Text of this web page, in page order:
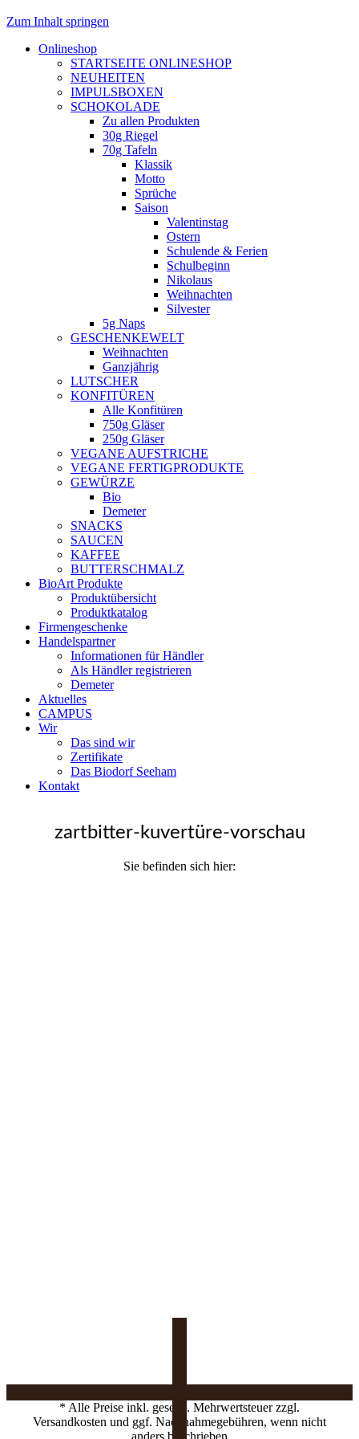
Zum Inhalt springen
Onlineshop
STARTSEITE ONLINESHOP
NEUHEITEN
IMPULSBOXEN
SCHOKOLADE
Zu allen Produkten
30g Riegel
70g Tafeln
Klassik
Motto
Sprüche
Saison
Valentinstag
Ostern
Schulende & Ferien
Schulbeginn
Nikolaus
Weihnachten
Silvester
5g Naps
GESCHENKEWELT
Weihnachten
Ganzjährig
LUTSCHER
KONFITÜREN
Alle Konfitüren
750g Gläser
250g Gläser
VEGANE AUFSTRICHE
VEGANE FERTIGPRODUKTE
GEWÜRZE
Bio
Demeter
SNACKS
SAUCEN
KAFFEE
BUTTERSCHMALZ
BioArt Produkte
Produktübersicht
Produktkatalog
Firmengeschenke
Handelspartner
Informationen für Händler
Als Händler registrieren
Demeter
Aktuelles
CAMPUS
Wir
Das sind wir
Zertifikate
Das Biodorf Seeham
Kontakt
zartbitter-kuvertüre-vorschau
Sie befinden sich hier:
* Alle Preise inkl. gesetzl. Mehrwertsteuer zzgl.
Versandkosten und ggf. Nachnahmegebühren, wenn nicht
anders beschrieben